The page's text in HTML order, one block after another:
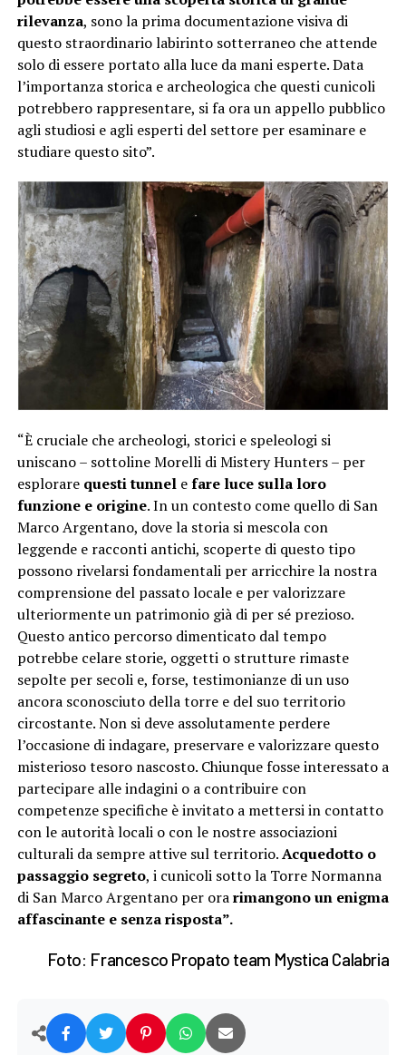
rilevanza, sono la prima documentazione visiva di
questo straordinario labirinto sotterraneo che attende
solo di essere portato alla luce da mani esperte. Data
l’importanza storica e archeologica che questi cunicoli
potrebbero rappresentare, si fa ora un appello pubblico
agli studiosi e agli esperti del settore per esaminare e
studiare questo sito”.
“È cruciale che archeologi, storici e speleologi si
uniscano – sottoline Morelli di Mistery Hunters – per
esplorare questi tunnelefare luce sulla loro
funzione e origine. In un contesto come quello di San
Marco Argentano, dove la storia si mescola con
leggende e racconti antichi, scoperte di questo tipo
possono rivelarsi fondamentali per arricchire la nostra
comprensione del passato locale e per valorizzare
ulteriormente un patrimonio già di per sé prezioso.
Questo antico percorso dimenticato dal tempo
potrebbe celare storie, oggetti o strutture rimaste
sepolte per secoli e, forse, testimonianze di un uso
ancora sconosciuto della torre e del suo territorio
circostante. Non si deve assolutamente perdere
l’occasione di indagare, preservare e valorizzare questo
misterioso tesoro nascosto. Chiunque fosse interessato a
partecipare alle indagini o a contribuire con
competenze specifiche è invitato a mettersi in contatto
con le autorità locali o con le nostre associazioni
culturali da sempre attive sul territorio.Acquedotto o
passaggio segreto, i cunicoli sotto la Torre Normanna
di San Marco Argentano per orarimangono un enigma
affascinante e senza risposta”.
Foto: Francesco Propato team Mystica Calabria